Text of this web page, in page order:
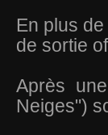
En plus
de sortie
Après
Neiges")